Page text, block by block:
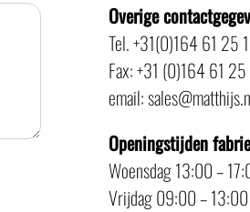
Overige
Tel. +31(0)164 61 25
Fax: +31 (0)164 61 25
email:
Openingstijden
Woensdag 13:00 –
Vrijdag 09:00 –